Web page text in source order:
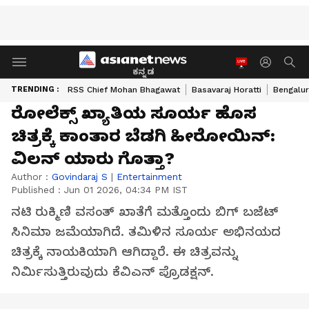
ಕನ್ನಡ
TRENDING : RSS Chief Mohan Bhagawat Basavaraj Horatti
ರೋಲೆಕ್ಸ್ ಖ್ಯಾತಿಯ ಸೂರ್ಯ ಹೊಸ
ಚಿತ್ರಕ್ಕೆ ಕಾಂತಾರ ಬೆಡಗಿ ಹೀರೋಯಿನ್:
ವಿಲನ್ ಯಾರು ಗೊತ್ತಾ?
Author : Govindaraj S | Entertainment
Published : Jun 01 2026, 04:34 PM IST
ನಟಿ ರುಕ್ಮಿಣಿ ವಸಂತ್‌ ಖಾತೆಗೆ ಮತ್ತೊಂದು ಬಿಗ್‌ ಬಜೆಟ್‌
ಸಿನಿಮಾ ಜಮೆಯಾಗಿದೆ. ತಮಿಳಿನ ಸೂರ್ಯ ಅಭಿನಯದ
ಚಿತ್ರಕ್ಕೆ ನಾಯಕಿಯಾಗಿ ಆಗಿದ್ದಾರೆ. ಈ ಚಿತ್ರವನ್ನು
ನಿರ್ಮಿಸುತ್ತಿರುವುದು ಕೆವಿಎನ್‌ ಪ್ರೊಡಕ್ಷನ್‌.